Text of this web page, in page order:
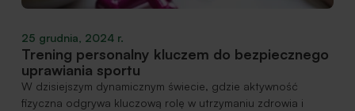
25 grudnia, 2024 r.
Trening personalny kluczem do bezpiecznego
uprawiania sportu
W dzisiejszym dynamicznym świecie, gdzie aktywność
fizyczna odgrywa kluczową rolę w utrzymaniu zdrowia i